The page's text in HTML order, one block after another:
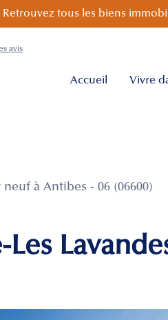
tous les biens
avis
Accueil Vivre
à Antibes - 06 (06600)
Les